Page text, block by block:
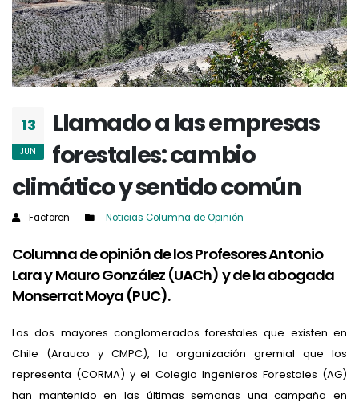
13
JUN
Llamado a las empresas
forestales: cambio
climático y sentido común
Facforen Noticias Columna de Opinión
Columna de opinión de los Profesores Antonio
Lara y Mauro González (UACh) y de la abogada
Monserrat Moya (PUC).
Los dos mayores conglomerados forestales que existen en
Chile (Arauco y CMPC), la organización gremial que los
representa (CORMA) y el Colegio Ingenieros Forestales (AG)
han mantenido en las últimas semanas una campaña en